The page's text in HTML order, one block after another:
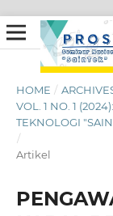
HOME /
VOL. 1 NO. 1
TEKNOLOGI
/
Artikel